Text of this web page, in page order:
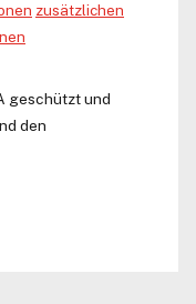
zusätzlichen
geschützt und
den